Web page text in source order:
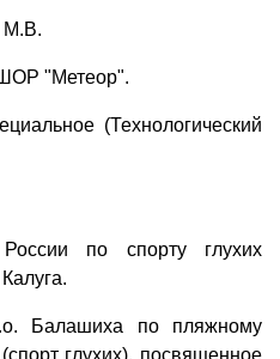
М.В.
"Метеор".
(Технологический
по спорту глухих
Балашиха по пляжному
глухих), посвященное